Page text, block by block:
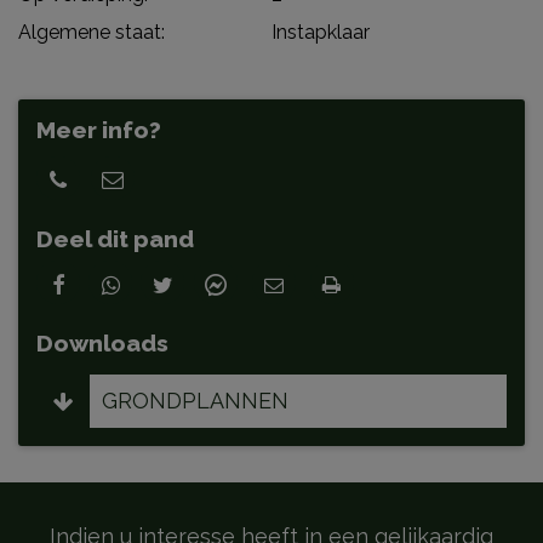
Algemene staat:
Instapklaar
Meer info?
Deel dit pand
Downloads
GRONDPLANNEN
Indien u interesse heeft in een gelijkaardig